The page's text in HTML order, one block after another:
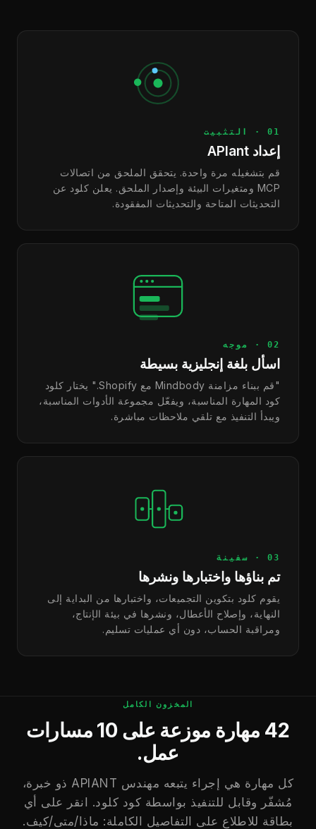
01 · التثبيت
إعداد APIant
قم بتشغيله مرة واحدة. يتحقق الملحق من اتصالات
MCP ومتغيرات البيئة وإصدار الملحق. يعلن كلود عن
التحديثات المتاحة والتحديثات المفقودة.
02 · موجه
اسأل بلغة إنجليزية بسيطة
"قم ببناء مزامنة Mindbody مع Shopify." يختار كلود
كود المهارة المناسبة، ويفعّل مجموعة الأدوات المناسبة،
ويبدأ التنفيذ مع تلقي ملاحظات مباشرة.
03 · سفينة
تم بناؤها واختبارها ونشرها
يقوم كلود بتكوين التجميعات، واختبارها من البداية إلى
النهاية، وإصلاح الأعطال، ونشرها في بيئة الإنتاج،
ومراقبة الحساب، دون أي عمليات تسليم.
المخزون الكامل
42 مهارة موزعة على 10 مسارات
عمل.
كل مهارة هي إجراء يتبعه مهندس APIANT ذو خبرة،
مُشفّر وقابل للتنفيذ بواسطة كود كلود. انقر على أي
بطاقة للاطلاع على التفاصيل الكاملة: ماذا/متى/كيف.